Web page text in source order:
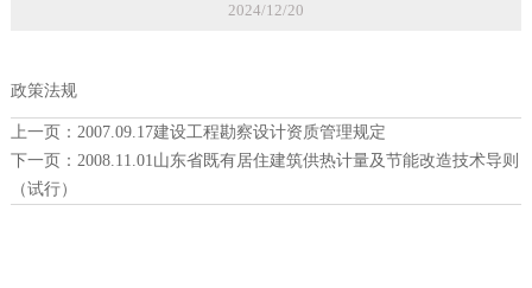
2024/12/20
政策法规
上一页： 2007.09.17建设工程勘察设计资质管理规定
下一页： 2008.11.01山东省既有居住建筑供热计量及节能改造技术导则
（试行）